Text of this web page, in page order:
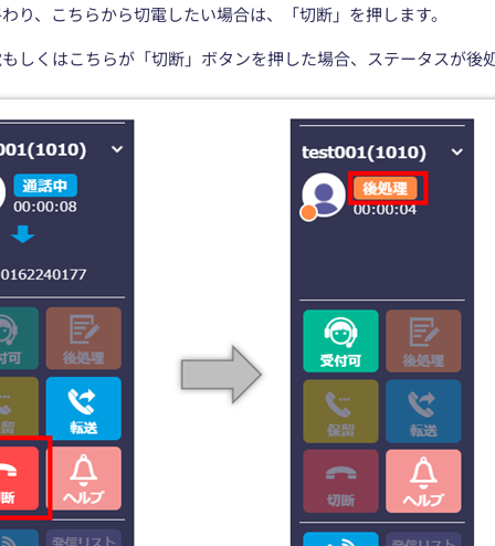
り、こちらから切電したい場合は、「切断」を押します。
しくはこちらが「切断」ボタンを押した場合、ステータスが後